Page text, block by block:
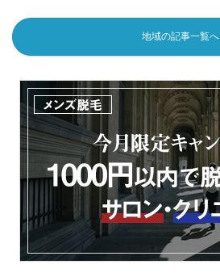
地域の記事一覧へ